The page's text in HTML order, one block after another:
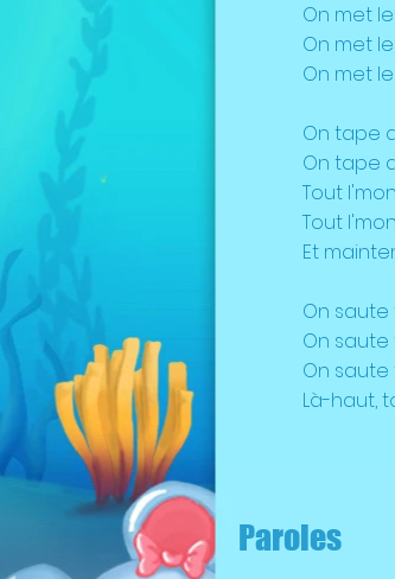
On met
On met
On met
On tape
On tape
Tout
Tout
Et
On saute
On
On
Là-haut,
Paroles